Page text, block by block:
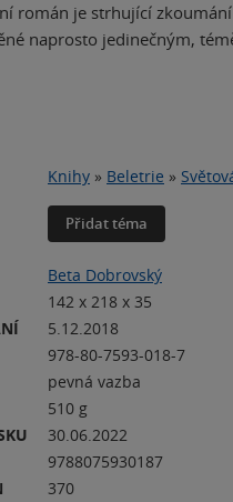
román je strhující
naprosto jedinečným,
Knihy » Beletrie »
Přidat téma
Beta Dobrovský
142 x 218 x 35
5.12.2018
978-80-7593-018-7
pevná vazba
510 g
30.06.2022
9788075930187
370